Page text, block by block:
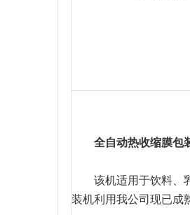
全自动热收缩膜包
该机适用于饮料、乳
装机利用我公司现已成